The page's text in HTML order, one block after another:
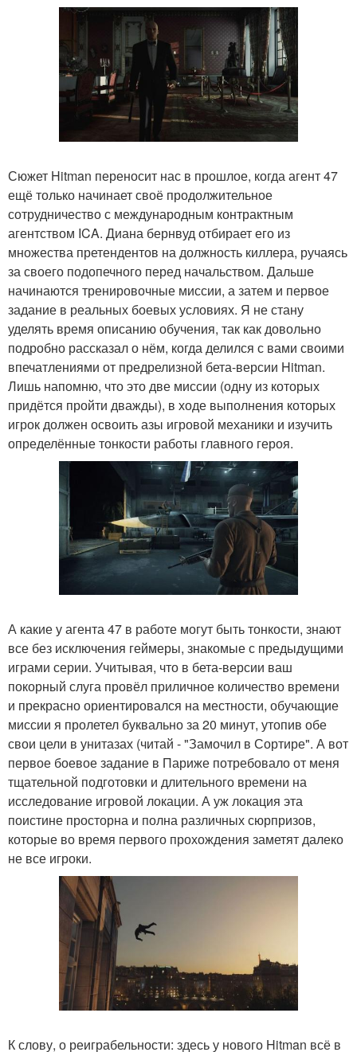
Сюжет Hitman переносит нас в прошлое, когда агент 47
ещё только начинает своё продолжительное
сотрудничество с международным контрактным
агентством ICA. Диана бернвуд отбирает его из
множества претендентов на должность киллера, ручаясь
за своего подопечного перед начальством. Дальше
начинаются тренировочные миссии, а затем и первое
задание в реальных боевых условиях. Я не стану
уделять время описанию обучения, так как довольно
подробно рассказал о нём, когда делился с вами своими
впечатлениями от предрелизной бета-версии Hitman.
Лишь напомню, что это две миссии (одну из которых
придётся пройти дважды), в ходе выполнения которых
игрок должен освоить азы игровой механики и изучить
определённые тонкости работы главного героя.
А какие у агента 47 в работе могут быть тонкости, знают
все без исключения геймеры, знакомые с предыдущими
играми серии. Учитывая, что в бета-версии ваш
покорный слуга провёл приличное количество времени
и прекрасно ориентировался на местности, обучающие
миссии я пролетел буквально за 20 минут, утопив обе
свои цели в унитазах (читай - "Замочил в Сортире". А вот
первое боевое задание в Париже потребовало от меня
тщательной подготовки и длительного времени на
исследование игровой локации. А уж локация эта
поистине просторна и полна различных сюрпризов,
которые во время первого прохождения заметят далеко
не все игроки.
К слову, о реиграбельности: здесь у нового Hitman всё в